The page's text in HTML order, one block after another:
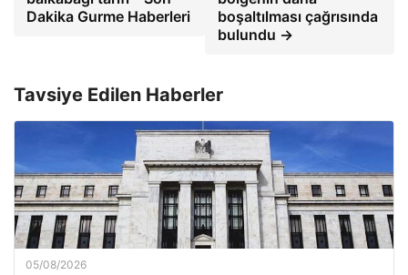
Dakika Gurme Haberleri
boşaltılması çağrısında
bulundu →
Tavsiye Edilen Haberler
05/08/2026